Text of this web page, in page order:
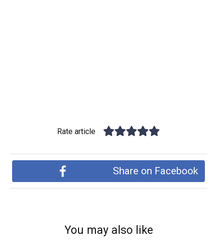
Rate article
Share on Facebook
You may also like